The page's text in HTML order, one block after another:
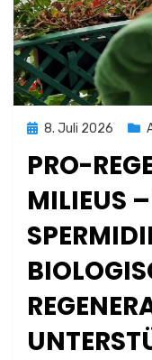
Posted
8. Juli 2026
PRO-
MILIEUS